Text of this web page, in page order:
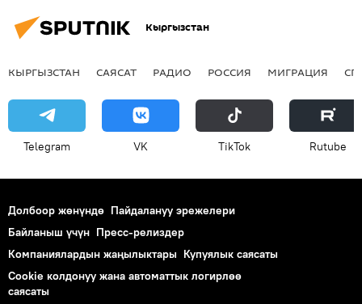
Кыргызстан
КЫРГЫЗСТАН САЯСАТ РАДИО РОССИЯ МИГРАЦИЯ
Telegram VK ТikТоk Rutube
Долбоор жөнүндө Пайдалануу эрежелери
Байланыш үчүн Пресс-релиздер
Компаниялардын жаңылыктары Купуялык саясаты
Cookie колдонуу жана автоматтык логирлөө
саясаты